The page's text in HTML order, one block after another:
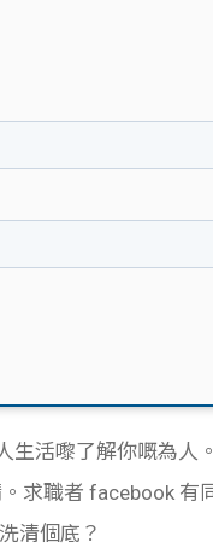
活嚟了解你嘅為人
求職者 facebook 有
清個底？